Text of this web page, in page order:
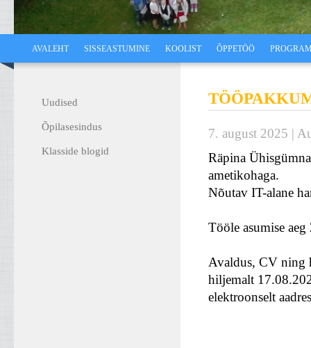
AVALEHT SISSEASTUMINE KOOLIST ÕPPETÖÖ
Uudised
Õpilasesindus
Klasside blogid
7. august 2025 |
Räpina
ametikohaga.
Nõutav IT-alane
Tööle asumise
Avaldus, CV ning
hiljemalt
elektroonselt